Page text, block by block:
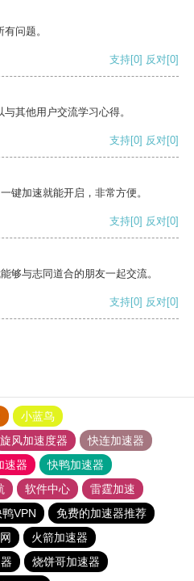
问题。
支持[0] 反对[0]
其他用户交流学习心得。
支持[0] 反对[0]
键加速就能开启，非常方便。
支持[0] 反对[0]
够与志同道合的朋友一起交流。
支持[0] 反对[0]
小蓝鸟
旋风加速度器
快连加速器
速器
快鸭加速器
软件中心
雷霆加速
鸭VPN
免费的加速器推荐
火箭加速器
烧饼哥加速器